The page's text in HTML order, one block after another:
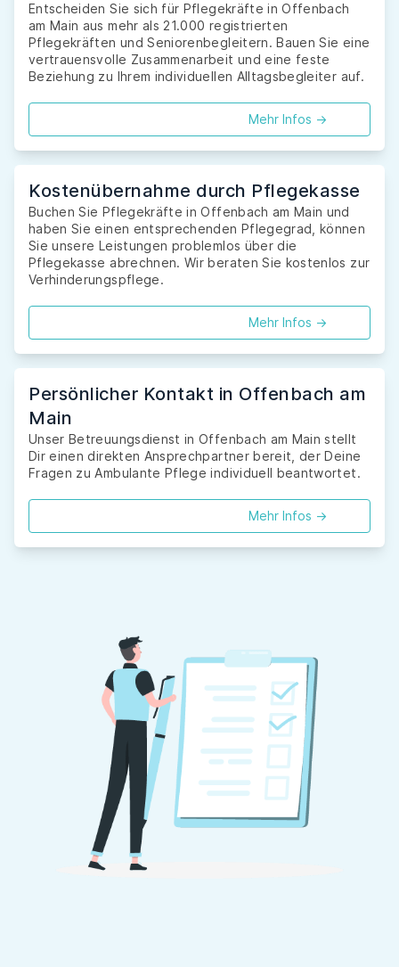
Entscheiden Sie sich für Pflegekräfte in Offenbach
am Main aus mehr als 21.000 registrierten
Pflegekräften und Seniorenbegleitern. Bauen Sie eine
vertrauensvolle Zusammenarbeit und eine feste
Beziehung zu Ihrem individuellen Alltagsbegleiter auf.
Mehr Infos ->
Kostenübernahme durch Pflegekasse
Buchen Sie Pflegekräfte in Offenbach am Main und
haben Sie einen entsprechenden Pflegegrad, können
Sie unsere Leistungen problemlos über die
Pflegekasse abrechnen. Wir beraten Sie kostenlos zur
Verhinderungspflege.
Mehr Infos ->
Persönlicher Kontakt in Offenbach am
Main
Unser Betreuungsdienst in Offenbach am Main stellt
Dir einen direkten Ansprechpartner bereit, der Deine
Fragen zu Ambulante Pflege individuell beantwortet.
Mehr Infos ->